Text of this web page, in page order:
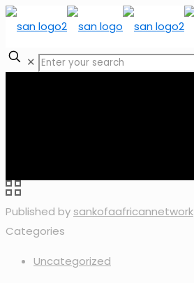
✕
Published by sankofaafricannetwork
Categories
Uncategorized